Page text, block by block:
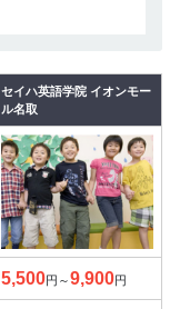
セイハ英語学院 イオンモー
ル名取
5,500円～9,900円